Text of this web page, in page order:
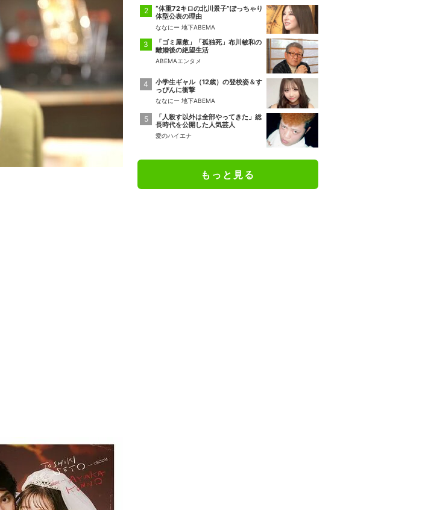
“体重72キロの北川景子”ぽっちゃり
体型公表の理由
ななにー 地下ABEMA
「ゴミ屋敷」「孤独死」布川敏和の
離婚後の絶望生活
ABEMAエンタメ
小学生ギャル（12歳）の登校姿＆す
っぴんに衝撃
ななにー 地下ABEMA
「人殺す以外は全部やってきた」総
長時代を公開した人気芸人
愛のハイエナ
もっと見る